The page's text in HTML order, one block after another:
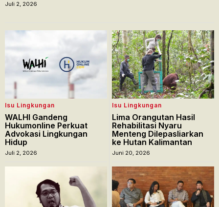
Juli 2, 2026
Isu Lingkungan
WALHI Gandeng
Hukumonline Perkuat
Advokasi Lingkungan
Hidup
Juli 2, 2026
Isu Lingkungan
Lima Orangutan Hasil
Rehabilitasi Nyaru
Menteng Dilepasliarkan
ke Hutan Kalimantan
Juni 20, 2026